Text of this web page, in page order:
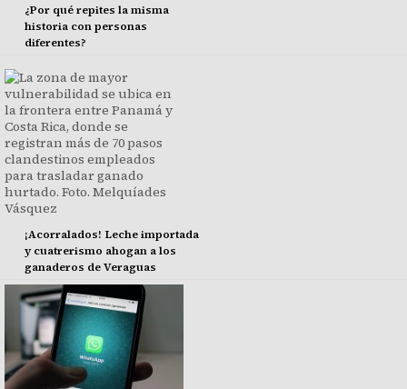
¿Por qué repites la misma
historia con personas
diferentes?
¡Acorralados! Leche importada
y cuatrerismo ahogan a los
ganaderos de Veraguas